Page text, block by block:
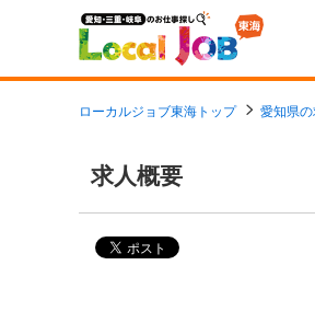
ローカルジョブ東海トップ 愛知県
求人概要